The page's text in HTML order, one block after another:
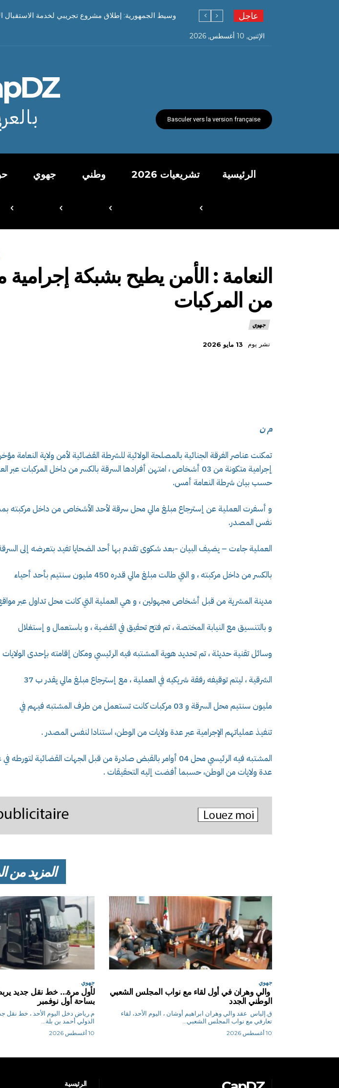
عاجل وسيط الجمهورية: إطلاق مشروع تجريبي لخدمة الاستقبال
الإثنين, 10 أغسطس, 2026
Basculer vers la version française
الرئيسية تشريعيات 2026 وطني جهوي
النعامة : الأمن يطيح بشبكة
من المركبات
جهوي
نشر يوم 13 مايو 2026
م ن
تمكنت عناصر الفرقة الجنائية بالمصلحة الولائية للشرطة القضائية لأمن ولاية النعامة
إجرامية متكونة من 03 أشخاص ، امتهن أفرادها السرقة بالكسر من داخل المركبات
حسب بيان شرطة النعامة أمس.
و أسفرت العملية عن إسترجاع مبلغ مالي محل سرقة لأحد الأشخاص من داخل مركبته
نفس المصدر.
العملية جاءت – يضيف البيان -بعد شكوى تقدم بها أحد الضحايا تفيد بتعرضه إلى
بالكسر من داخل مركبته ، و التي طالت مبلغ مالي قدره 450 مليون سنتيم بأحد أحياء
مدينة المشرية من قبل أشخاص مجهولين ، و هي العملية التي كانت محل تداول عبر
و بالتنسيق مع النيابة المختصة ، تم فتح تحقيق في القضية ، و باستعمال و إستغلال
وسائل تقنية حديثة ، تم تحديد هوية المشتبه فيه الرئيسي ومكان إقامته بإحدى الولايات
الشرقية ، ليتم توقيفه رفقة شريكيه في العملية ، مع إسترجاع مبلغ مالي يقدر ب 37
مليون سنتيم محل السرقة و 03 مركبات كانت تستعمل من طرف المشتبه فيهم في
تنفيذ عملياتهم الإجرامية عبر عدة ولايات من الوطن، استنادا لنفس المصدر .
المشتبه فيه الرئيسي محل 04 أوامر بالقبض صادرة من قبل الجهات القضائية
عدة ولايات من الوطن، حسبما أفضت إليه التحقيقات .
المزيد من
جهوي
والي وهران في أول لقاء مع نواب المجلس الشعبي
الوطني الجدد
ق.إلياس عقد والي وهران ابراهيم أوشان ، اليوم الأحد، لقاء
تعارفي مع نواب المجلس الشعبي...
10 أغسطس 2026
جهوي
لأول مرة… خط نقل جديد
بساحة أول نوفمبر
م.رياض دخل اليوم الأحد ، خط
الدولي أحمد بن بلة...
10 أغسطس 2026
الرئيسية